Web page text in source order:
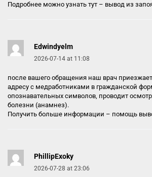
Подробнее можно узнать тут – вывод из
Edwindyelm
2026-07-14 at 11:08
после вашего обращения наш врач
адресу с медработниками в гражданской
опознавательных символов, проводит
болезни (анамнез).
Получить больше информации – помощь
PhillipExoky
2026-07-28 at 23:06